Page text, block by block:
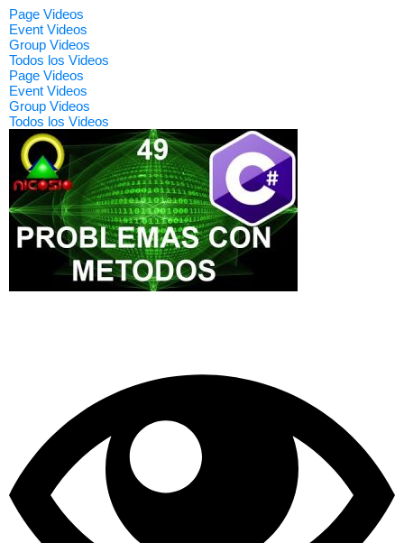
Page Videos
Event Videos
Group Videos
Todos los Videos
Page Videos
Event Videos
Group Videos
Todos los Videos